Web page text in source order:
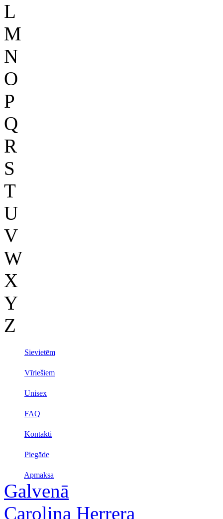
L
M
N
O
P
Q
R
S
T
U
V
W
X
Y
Z
Sievietēm
Vīriešiem
Unisex
FAQ
Kontakti
Piegāde
Apmaksa
Galvenā
Carolina Herrera